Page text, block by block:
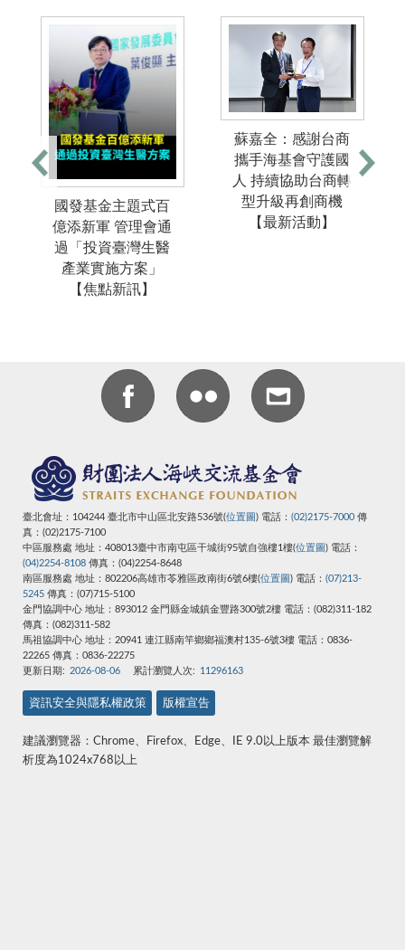
國發基金主題式百
億添新軍 管理會通
過「投資臺灣生醫
產業實施方案」
【焦點新訊】
蘇嘉全：感謝台商
攜手海基會守護國
人 持續協助台商轉
型升級再創商機
【最新活動】
臺北會址：104244 臺北市中山區北安路536號(位置圖) 電話： (02)2175-7000 傳
真：(02)2175-7100
中區服務處 地址：408013臺中市南屯區干城街95號自強樓1樓(位置圖) 電話：
(04)2254-8108 傳真：(04)2254-8648
南區服務處 地址：802206高雄市苓雅區政南街6號6樓(位置圖) 電話： (07)213-
5245 傳真：(07)715-5100
金門協調中心 地址：893012 金門縣金城鎮金豐路300號2樓 電話：(082)311-182
傳真：(082)311-582
馬祖協調中心 地址：20941 連江縣南竿鄉鄉福澳村135-6號3樓 電話：0836-
22265 傳真：0836-22275
更新日期:
2026-08-06 累計瀏覽人次: 11296163
資訊安全與隱私權政策 版權宣告
建議瀏覽器：Chrome、Firefox、Edge、IE 9.0以上版本 最佳瀏覽解
析度為1024x768以上